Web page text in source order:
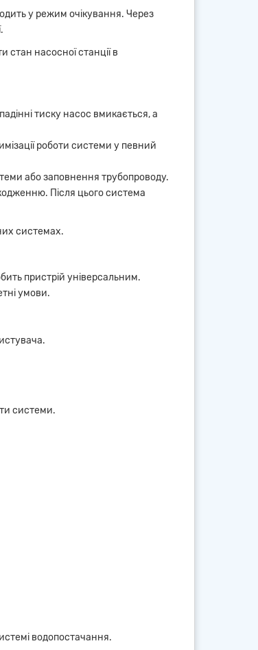
у режим очікування. Через
насосної станції в
тиску насос вмикається, а
роботи системи у певний
або заповнення трубопроводу.
Після цього система
системах.
пристрій універсальним.
умови.
системи.
водопостачання.